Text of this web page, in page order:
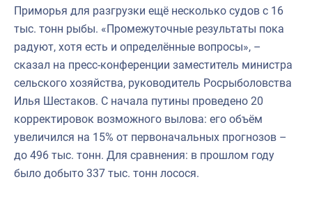
Приморья для разгрузки ещё несколько судов с 16
тыс. тонн рыбы. «Промежуточные результаты пока
радуют, хотя есть и определённые вопросы», –
сказал на пресс-конференции заместитель министра
сельского хозяйства, руководитель Росрыболовства
Илья Шестаков. С начала путины проведено 20
корректировок возможного вылова: его объём
увеличился на 15% от первоначальных прогнозов –
до 496 тыс. тонн. Для сравнения: в прошлом году
было добыто 337 тыс. тонн лосося.